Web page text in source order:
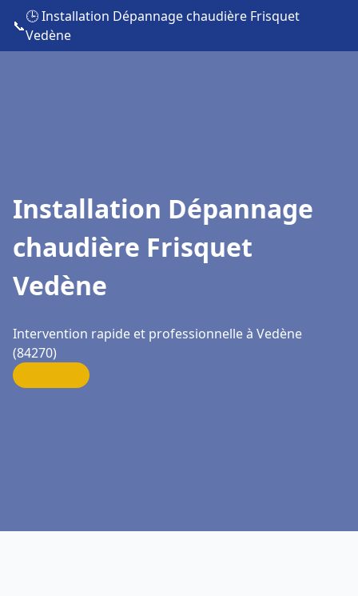
📞
🕒 Installation Dépannage chaudière Frisquet
Vedène
Installation Dépannage
chaudière Frisquet
Vedène
Intervention rapide et professionnelle à Vedène
(84270)